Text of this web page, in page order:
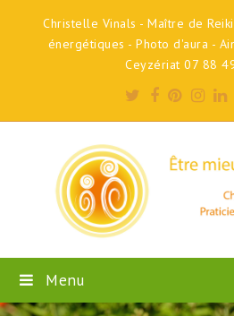
Christelle Vinals - Maître de
énergétiques - Photo d'aura -
Ceyzériat 07 88
Twitter
Facebook
Menu